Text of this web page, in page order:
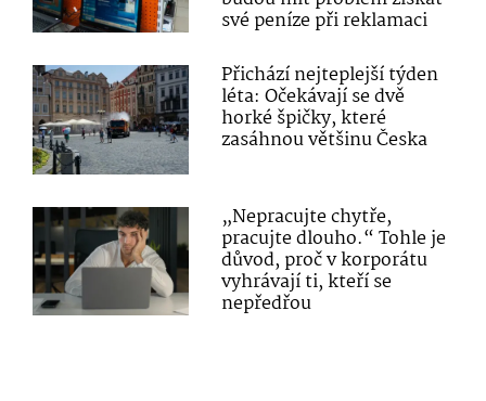
své peníze při reklamaci
Přichází nejteplejší týden
léta: Očekávají se dvě
horké špičky, které
zasáhnou většinu Česka
„Nepracujte chytře,
pracujte dlouho.“ Tohle je
důvod, proč v korporátu
vyhrávají ti, kteří se
nepředřou